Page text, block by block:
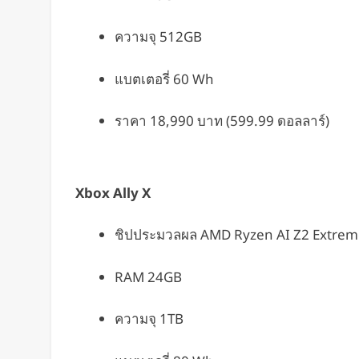
ความจุ 512GB
แบตเตอรี่ 60 Wh
ราคา 18,990 บาท (599.99 ดอลลาร์)
Xbox Ally X
ชิปประมวลผล AMD Ryzen AI Z2
RAM 24GB
ความจุ 1TB